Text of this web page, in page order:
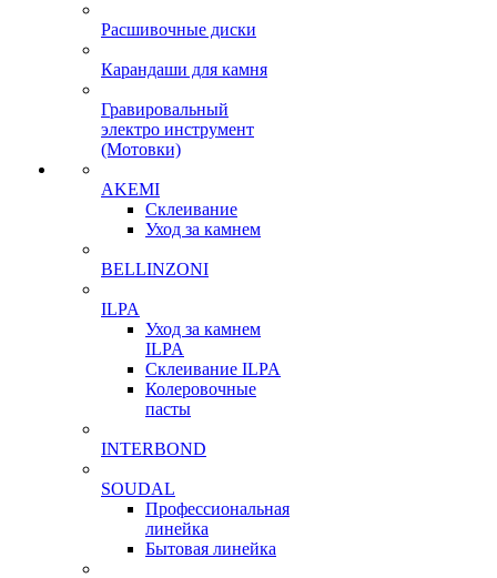
Расшивочные диски
Карандаши для камня
Гравировальный
электро инструмент
(Мотовки)
AKEMI
Склеивание
Уход за камнем
BELLINZONI
ILPA
Уход за камнем
ILPA
Склеивание ILPA
Колеровочные
пасты
INTERBOND
SOUDAL
Профессиональная
линейка
Бытовая линейка